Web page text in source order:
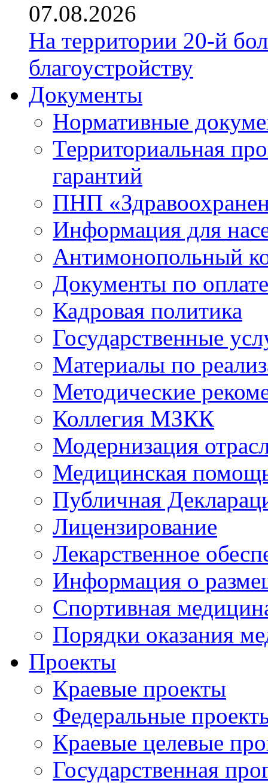
07.08.2026
На территории 20-й
благоустройству
Документы
Нормативные
Территориальная
гарантий
ПНП
Информация для
Антимонопольный
Документы по
Кадровая политика
Государственные
Материалы по
Методические
Коллегия МЗКК
Модернизация
Медицинская
Публичная
Лицензирование
Лекарственное
Информация о
Спортивная
Порядки оказания
Проекты
Краевые проекты
Федеральные
Краевые целевые
Государственная